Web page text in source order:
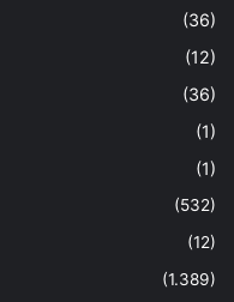
(36)
(12)
(36)
(1)
(1)
(532)
(12)
(1.389)